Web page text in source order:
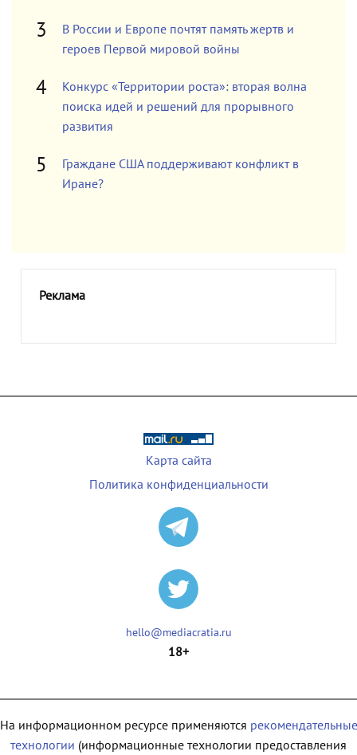
В России и Европе почтят память жертв и
героев Первой мировой войны
Конкурс «Территории роста»: вторая волна
поиска идей и решений для прорывного
развития
Граждане США поддерживают конфликт в
Иране?
Реклама
Карта сайта
Политика конфиденциальности
hello@mediacratia.ru
18+
На информационном ресурсе применяются рекомендательные
технологии (информационные технологии предоставления